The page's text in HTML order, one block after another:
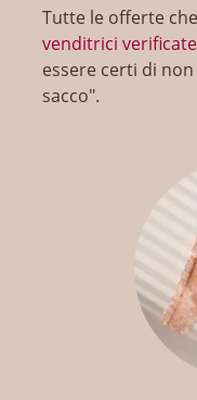
Tutte le offerte
venditrici verificate
essere certi di
sacco".